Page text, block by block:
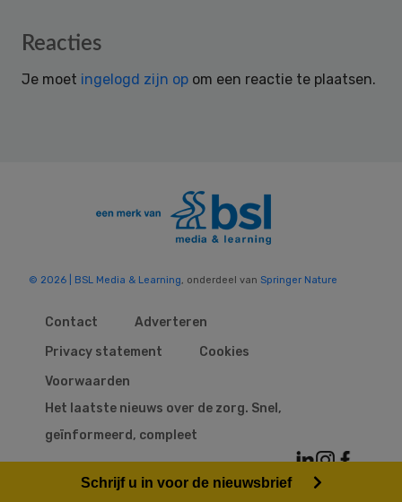
Reader
Reacties
Je moet ingelogd zijn op om een reactie te plaatsen.
© 2026 | BSL Media & Learning, onderdeel van Springer Nature
Contact
Adverteren
Privacy statement
Cookies
Voorwaarden
Het laatste nieuws over de zorg. Snel,
geïnformeerd, compleet
Schrijf u in voor de nieuwsbrief